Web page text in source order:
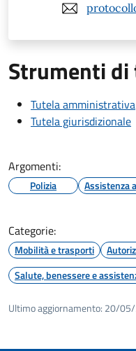
Strumenti
Tutela amministrativa
Tutela giurisdizionale
Argomenti:
Polizia Assistenza
Categorie:
Mobilità e trasporti
Salute, benessere e
Ultimo aggiornamento: 20/05/